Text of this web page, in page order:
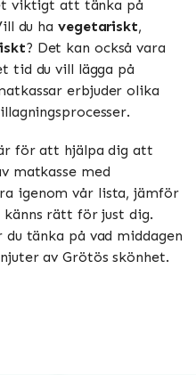
viktigt att tänka på
du ha vegetariskt,
? Det kan också vara
tid du vill lägga på
erbjuder olika
för att hjälpa dig att
matkasse med
igenom vår lista, jämför
rätt för just dig.
tänka på vad middagen
av Grötös skönhet.